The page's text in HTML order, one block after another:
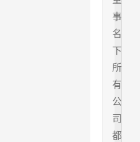
事
名
下
所
有
公
司
都